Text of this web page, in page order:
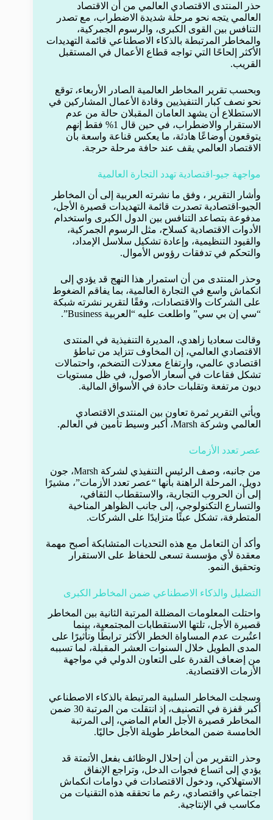
حذر المنتدى الاقتصادي العالمي من أن الاقتصاد
العالمي يتجه نحو مرحلة شديدة الاضطراب، مع تصدر
التنافس بين القوى الكبرى، والرسوم الجمركية،
والمخاطر المرتبطة بالذكاء الاصطناعي قائمة التهديدات
الأكثر إلحاحًا التي تواجه قطاع الأعمال في المستقبل
القريب.
وبحسب تقرير المخاطر العالمية الصادر الأربعاء، توقع
نحو نصف كبار التنفيذيين وقادة الأعمال المشاركين في
الاستطلاع أن يشهد العامان المقبلان حالة من عدم
الاستقرار والاضطراب، في حين قال 1% فقط إنهم
يتوقعون أوضاعًا هادئة، ما يعكس قناعة واسعة بأن
الاقتصاد العالمي يقف عند حافة مرحلة حرجة.
مواجهة جيو-اقتصادية تهدد التجارة العالمية
وأشار التقرير ، وفق ما نشرته العربية إلى أن المخاطر
الجيو-اقتصادية تصدرت قائمة التهديدات قصيرة الأجل،
مدفوعة بتصاعد التنافس بين الدول الكبرى واستخدام
الأدوات الاقتصادية كسلاح، مثل الرسوم الجمركية،
والقيود التنظيمية، وإعادة تشكيل سلاسل الإمداد،
والتحكم في تدفقات رؤوس الأموال.
وحذر المنتدى من أن استمرار هذا النهج قد يؤدي إلى
انكماش واسع في التجارة العالمية، بما يفاقم الضغوط
على الشركات والاقتصادات، وفقًا لتقرير نشرته شبكة
“سي إن بي سي” واطلعت عليه “العربية Business”.
وقالت سعاديا زاهدي، المديرة التنفيذية في المنتدى
الاقتصادي العالمي، إن المخاوف تتزايد من تباطؤ
اقتصادي عالمي، وارتفاع معدلات التضخم، واحتمالات
تشكل فقاعات في أسعار الأصول، في ظل مستويات
ديون مرتفعة وتقلبات حادة في الأسواق المالية.
ويأتي التقرير ثمرة تعاون بين المنتدى الاقتصادي
العالمي وشركة Marsh، أكبر وسيط تأمين في العالم.
عصر تعدد الأزمات
من جانبه، وصف الرئيس التنفيذي لشركة Marsh، جون
دويل، المرحلة الراهنة بأنها “عصر تعدد الأزمات”، مشيرًا
إلى أن الحروب التجارية، والاستقطاب الثقافي،
والتسارع التكنولوجي، إلى جانب الظواهر المناخية
المتطرفة، تشكل عبئًا متزايدًا على الشركات.
وأكد أن التعامل مع هذه التحديات المتشابكة أصبح مهمة
معقدة لأي مؤسسة تسعى للحفاظ على الاستقرار
وتحقيق النمو.
التضليل والذكاء الاصطناعي ضمن المخاطر الكبرى
واحتلت المعلومات المضللة المرتبة الثانية بين المخاطر
قصيرة الأجل، تلتها الاستقطابات المجتمعية، بينما
اعتُبرت عدم المساواة الخطر الأكثر ترابطًا وتأثيرًا على
المدى الطويل خلال السنوات العشر المقبلة، لما تسببه
من إضعاف القدرة على التعاون الدولي في مواجهة
الأزمات الاقتصادية.
وسجلت المخاطر السلبية المرتبطة بالذكاء الاصطناعي
أكبر قفزة في التصنيف، إذ انتقلت من المرتبة 30 ضمن
المخاطر قصيرة الأجل العام الماضي، إلى المرتبة
الخامسة ضمن المخاطر طويلة الأجل حاليًا.
وحذر التقرير من أن إحلال الوظائف بفعل الأتمتة قد
يؤدي إلى اتساع فجوات الدخل، وتراجع الإنفاق
الاستهلاكي، ودخول الاقتصادات في دوامات انكماش
اجتماعي واقتصادي، رغم ما تحققه هذه التقنيات من
مكاسب في الإنتاجية.